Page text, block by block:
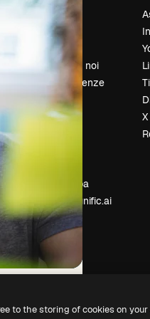
Chi siamo
Recensioni
Lavora con noi
Cerca tendenze
Eventi
Sala stampa
Cerchi magnific.ai
X
to the storing of cookies on